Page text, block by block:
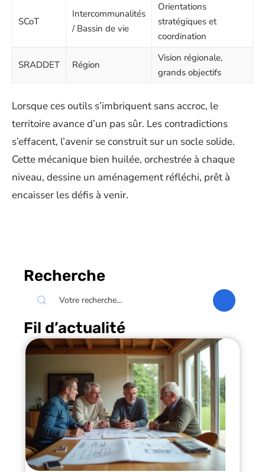
SCoT
Intercommunalités
/ Bassin de vie
Orientations
stratégiques et
coordination
SRADDET Région
Vision régionale,
grands objectifs
Lorsque ces outils s’imbriquent sans accroc, le
territoire avance d’un pas sûr. Les contradictions
s’effacent, l’avenir se construit sur un socle solide.
Cette mécanique bien huilée, orchestrée à chaque
niveau, dessine un aménagement réfléchi, prêt à
encaisser les défis à venir.
Recherche
Fil d’actualité